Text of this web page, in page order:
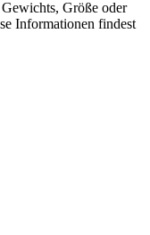
Größe oder
Informationen findest